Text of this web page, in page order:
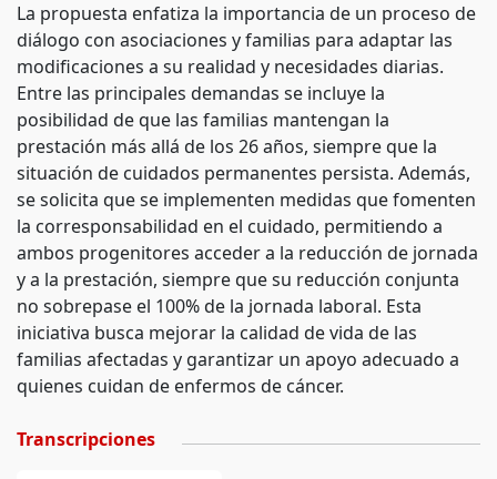
La propuesta enfatiza la importancia de un proceso de
diálogo con asociaciones y familias para adaptar las
modificaciones a su realidad y necesidades diarias.
Entre las principales demandas se incluye la
posibilidad de que las familias mantengan la
prestación más allá de los 26 años, siempre que la
situación de cuidados permanentes persista. Además,
se solicita que se implementen medidas que fomenten
la corresponsabilidad en el cuidado, permitiendo a
ambos progenitores acceder a la reducción de jornada
y a la prestación, siempre que su reducción conjunta
no sobrepase el 100% de la jornada laboral. Esta
iniciativa busca mejorar la calidad de vida de las
familias afectadas y garantizar un apoyo adecuado a
quienes cuidan de enfermos de cáncer.
Transcripciones